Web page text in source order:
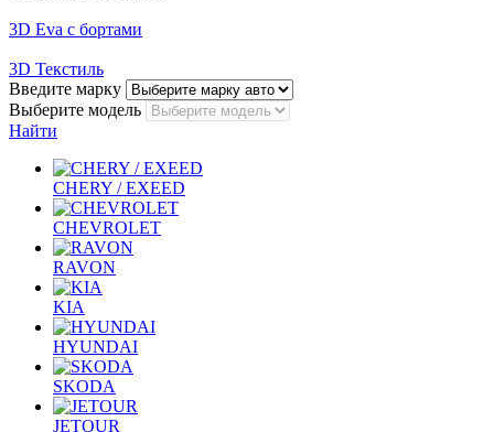
3D Eva с бортами
3D Текстиль
Введите марку
Выберите модель
Найти
CHERY / EXEED
CHEVROLET
RAVON
KIA
HYUNDAI
SKODA
JETOUR